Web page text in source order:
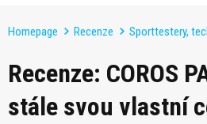
Homepage Recenze Sporttestery,
Recenze: COROS
stále svou vlastní